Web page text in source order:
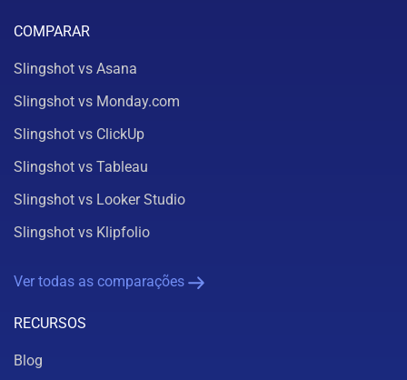
COMPARAR
Slingshot vs Asana
Slingshot vs Monday.com
Slingshot vs ClickUp
Slingshot vs Tableau
Slingshot vs Looker Studio
Slingshot vs Klipfolio
Ver todas as comparações
RECURSOS
Blog